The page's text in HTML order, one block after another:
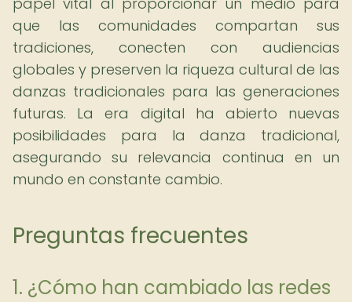
que las comunidades compartan sus
tradiciones, conecten con audiencias
globales y preserven la riqueza cultural de las
danzas tradicionales para las generaciones
futuras. La era digital ha abierto nuevas
posibilidades para la danza tradicional,
asegurando su relevancia continua en un
mundo en constante cambio.
Preguntas frecuentes
1. ¿Cómo han cambiado las redes